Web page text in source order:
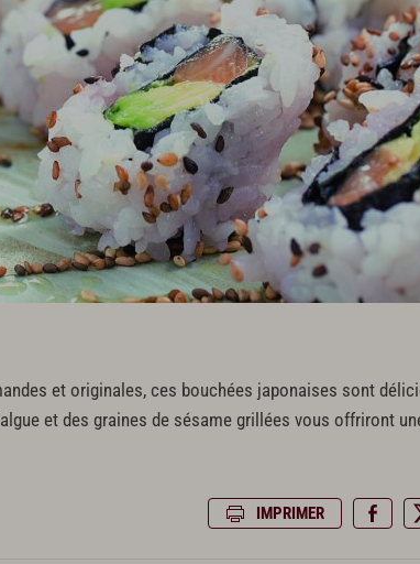
et originales, ces bouchées japonaises sont
et des graines de sésame grillées vous offriront
IMPRIMER